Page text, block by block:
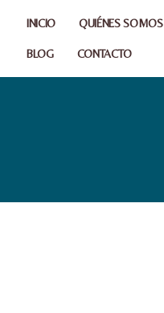
INICIO QUIÉNES SOMOS
BLOG CONTACTO